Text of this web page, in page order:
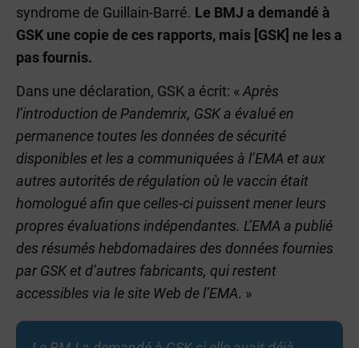
syndrome de Guillain-Barré. Le BMJ a demandé à
GSK une copie de ces rapports, mais [GSK] ne les a
pas fournis.
Dans une déclaration, GSK a écrit: «Après
l’introduction de Pandemrix, GSK a évalué en
permanence toutes les données de sécurité
disponibles et les a communiquées à l’EMA et aux
autres autorités de régulation où le vaccin était
homologué afin que celles-ci puissent mener leurs
propres évaluations indépendantes. L’EMA a publié
des résumés hebdomadaires des données fournies
par GSK et d’autres fabricants, qui restent
accessibles via le site Web de l’EMA. »